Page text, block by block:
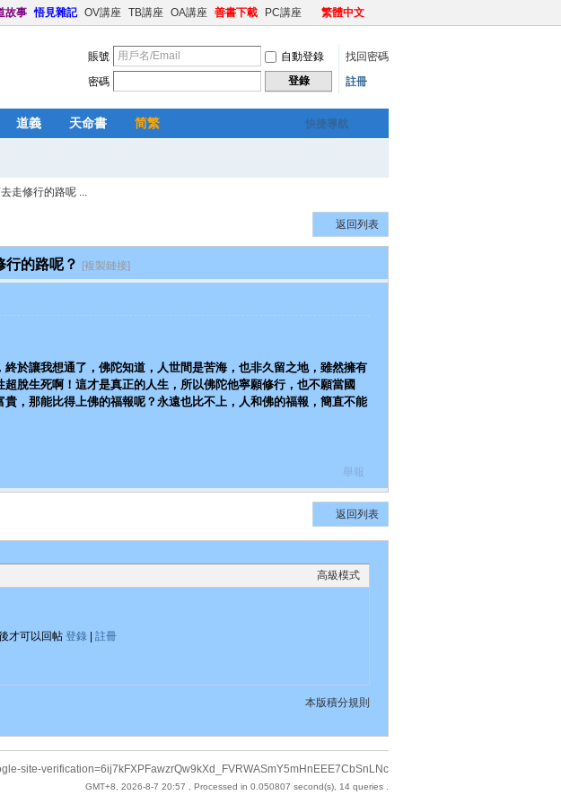
故事 悟見雜記 OV講座 TB講座 OA講座 善書下載 PC講座 繁體中文
賬號 自動登錄
找回密碼
密碼
登錄 註冊
快捷導航
道義 天命書 简繁
走修行的路呢 ...
返回列表
行的路呢？ [複製鏈接]
於讓我想通了，佛陀知道，人世間是苦海，也非久留之地，雖然擁有
脫生死啊！這才是真正的人生，所以佛陀他寧願修行，也不願當國
，那能比得上佛的福報呢？永遠也比不上，人和佛的福報，簡直不能
舉報
返回列表
高級模式
才可以回帖 登錄| 註冊
本版積分規則
site-verification=6ij7kFXPFawzrQw9kXd_FVRWASmY5mHnEEE7CbSnLNc
GMT+8, 2026-8-7 20:57 , Processed in 0.050807 second(s), 14 queries .